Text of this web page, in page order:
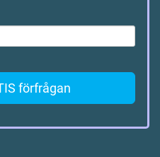
förfrågan